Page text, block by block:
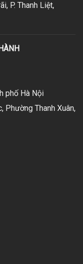
P. Thanh Liệt,
phố Hà Nội
Phường Thanh Xuân,